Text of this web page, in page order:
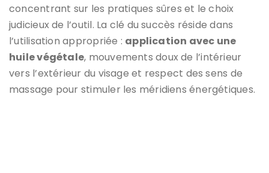
concentrant sur les pratiques sûres et le choix
judicieux de l’outil. La clé du succès réside dans
l’utilisation appropriée : application avec une
huile végétale, mouvements doux de l’intérieur
vers l’extérieur du visage et respect des sens de
massage pour stimuler les méridiens énergétiques.